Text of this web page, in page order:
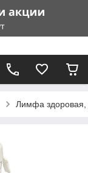
Лимфа